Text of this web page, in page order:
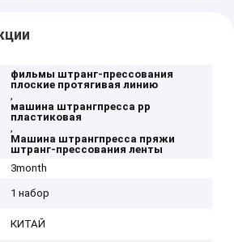
фильмы штранг-прессования
плоские протягивая линию
,
машина штрангпресса pp
пластиковая
,
Машина штрангпресса пряжи
штранг-прессования ленты
3month
1 набор
КИТАЙ